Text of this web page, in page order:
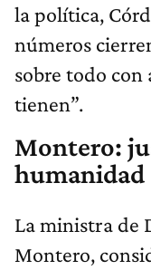
la política,
números
sobre todo con
tienen”.
Montero:
humanidad
La ministra de
Montero,